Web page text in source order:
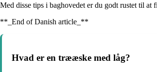
Med disse tips i baghovedet er du godt rustet til
**_End of Danish article_**
Hvad er en trææske med låg?